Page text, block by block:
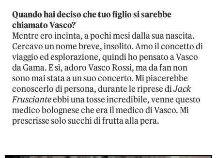
Quando hai deciso che tuo figlio si sarebbe
chiamato Vasco?
Mentre ero incinta, a pochi mesi dalla sua nascita.
Cercavo un nome breve, insolito. Amo il concetto di
viaggio ed esplorazione, quindi ho pensato a Vasco
da Gama. E sì, adoro Vasco Rossi, ma da fan non
sono mai stata a un suo concerto. Mi piacerebbe
conoscerlo di persona, durante le riprese diJack
Fruscianteebbi una tosse incredibile, venne questo
medico bolognese che era il medico di Vasco. Mi
prescrisse solo succhi di frutta alla pera.